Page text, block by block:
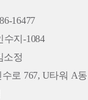
16477
수지-1084
소정
로 767, U타워 A